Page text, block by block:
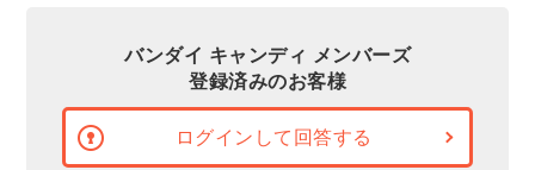
バンダイ キャンディ メンバーズ
登録済みのお客様
ログインして回答する